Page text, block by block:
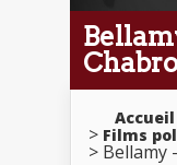
Accueil
Films
Bellamy